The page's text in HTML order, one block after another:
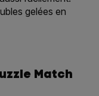
gelées en
Match